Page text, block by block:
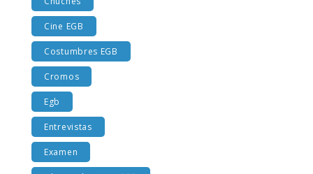
Chuches
Cine EGB
Costumbres EGB
Cromos
Egb
Entrevistas
Examen